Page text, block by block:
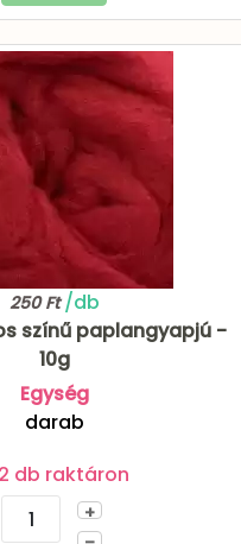
250 Ft/db
színű paplangyapjú -
10g
Egység
darab
db raktáron
+